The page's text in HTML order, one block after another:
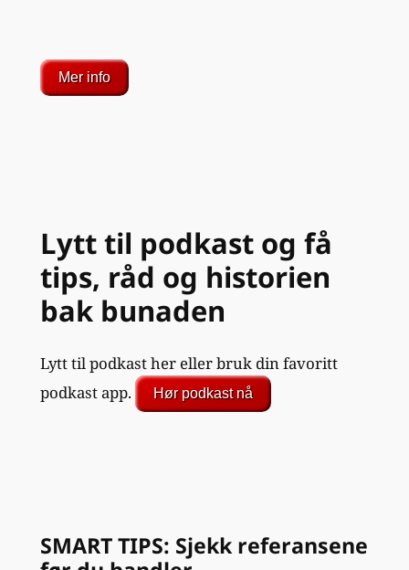
Mer info
Lytt til podkast og få
tips, råd og historien
bak bunaden
Lytt til podkast her eller bruk din favoritt
podkast app.
Hør podkast nå
SMART TIPS: Sjekk referansene